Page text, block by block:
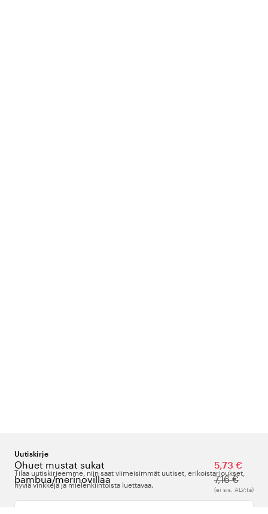
Ohuet mustat sukat
bambua/merinovillaa
5,73 €
7,16 €
(ei sis. ALV:tä)
Uutiskirje
Tilaa uutiskirjeemme, niin saat viimeisimmät uutiset, erikoistarjoukset,
hyviä vinkkejä ja mielenkiintoista luettavaa.
Kirjoita sähköpostiosoitteesi